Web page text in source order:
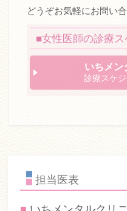
どうぞお気軽にお問い
■女性医師の診療
いちメン
診療スケ
担当医表